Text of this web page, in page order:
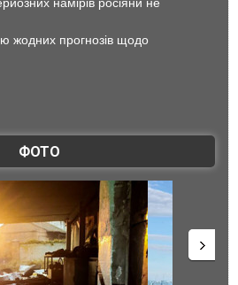
жодних прогнозів щодо
ФОТО